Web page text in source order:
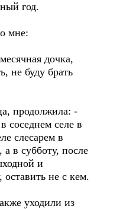
год.
мне:
дочка,
не буду брать
продолжила: -
соседнем селе в
слесарем в
в субботу, после
и
не с кем.
уходили из